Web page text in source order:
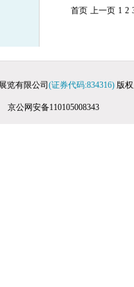
首页 上一页 1 2
览有限公司 (证券代码:834316) 版
京公网安备110105008343